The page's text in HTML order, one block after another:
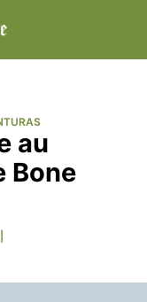
au
Bone